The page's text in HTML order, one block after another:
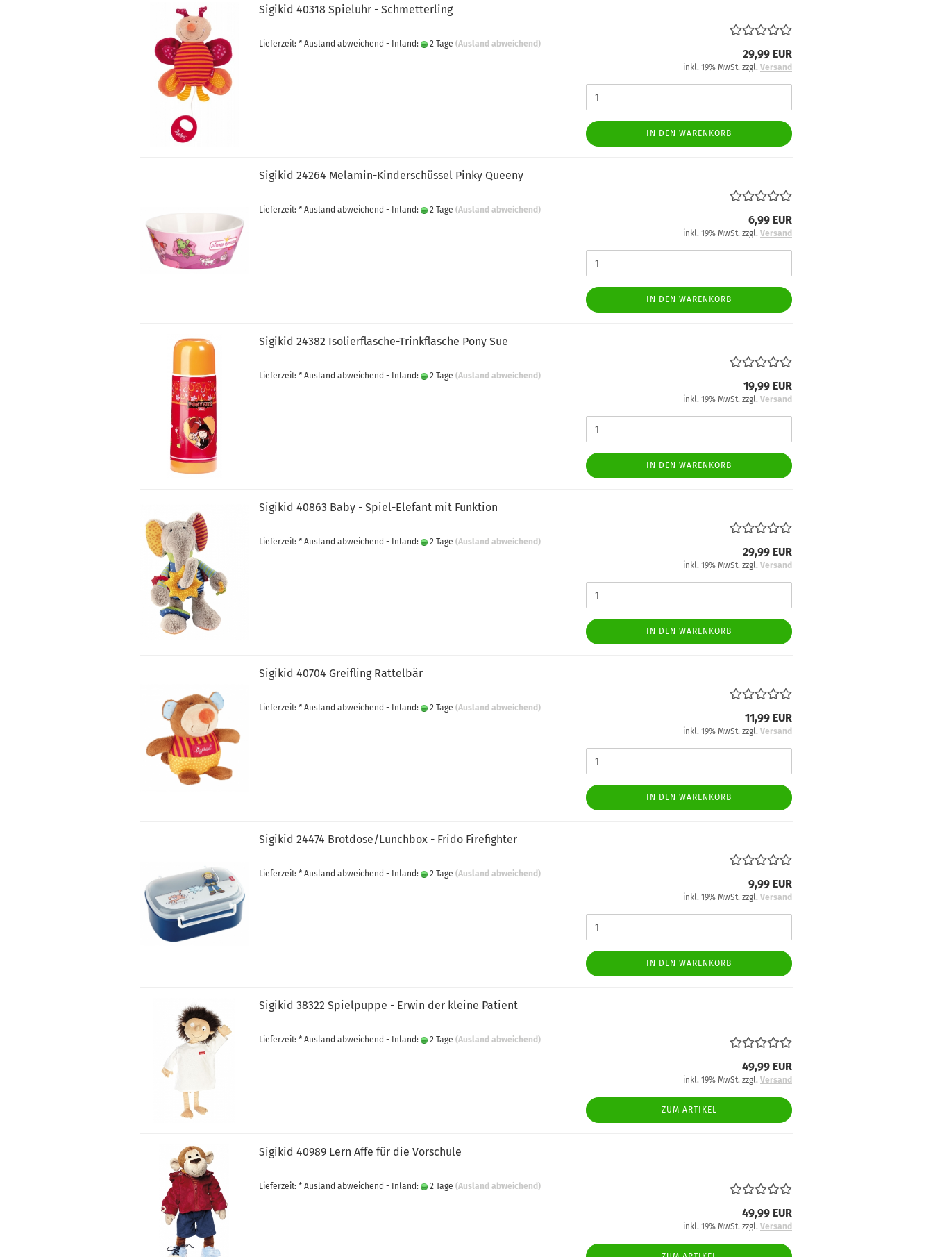
Sigikid 40318 Spieluhr - Schmetterling
Lieferzeit: * Ausland abweichend - Inland: 2 Tage (Ausland abweichend)
29,99 EUR
inkl. 19% MwSt. zzgl. Versand
IN DEN WARENKORB
Sigikid 24264 Melamin-Kinderschüssel Pinky Queeny
Lieferzeit: * Ausland abweichend - Inland: 2 Tage (Ausland abweichend)
6,99 EUR
inkl. 19% MwSt. zzgl. Versand
IN DEN WARENKORB
Sigikid 24382 Isolierflasche-Trinkflasche Pony Sue
Lieferzeit: * Ausland abweichend - Inland: 2 Tage (Ausland abweichend)
19,99 EUR
inkl. 19% MwSt. zzgl. Versand
IN DEN WARENKORB
Sigikid 40863 Baby - Spiel-Elefant mit Funktion
Lieferzeit: * Ausland abweichend - Inland: 2 Tage (Ausland abweichend)
29,99 EUR
inkl. 19% MwSt. zzgl. Versand
IN DEN WARENKORB
Sigikid 40704 Greifling Rattelbär
Lieferzeit: * Ausland abweichend - Inland: 2 Tage (Ausland abweichend)
11,99 EUR
inkl. 19% MwSt. zzgl. Versand
IN DEN WARENKORB
Sigikid 24474 Brotdose/Lunchbox - Frido Firefighter
Lieferzeit: * Ausland abweichend - Inland: 2 Tage (Ausland abweichend)
9,99 EUR
inkl. 19% MwSt. zzgl. Versand
IN DEN WARENKORB
Sigikid 38322 Spielpuppe - Erwin der kleine Patient
Lieferzeit: * Ausland abweichend - Inland: 2 Tage (Ausland abweichend)
49,99 EUR
inkl. 19% MwSt. zzgl. Versand
ZUM ARTIKEL
Sigikid 40989 Lern Affe für die Vorschule
Lieferzeit: * Ausland abweichend - Inland: 2 Tage (Ausland abweichend)
49,99 EUR
inkl. 19% MwSt. zzgl. Versand